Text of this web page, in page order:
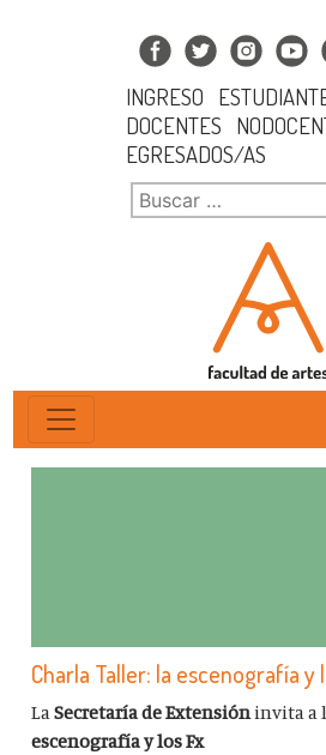
INGRESO
DOCENTES
EGRESADOS/AS
Charla Taller: la escenografía y
LaSecretaría de Extensióninvita a
escenografía y los Fx